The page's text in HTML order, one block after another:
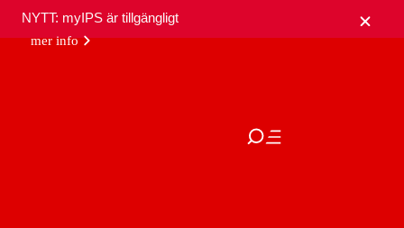
NYTT: myIPS är tillgängligt
mer info